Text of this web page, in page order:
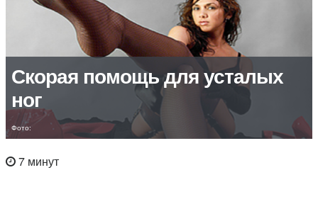
Скорая помощь для усталых
ног
Фото:
7 минут